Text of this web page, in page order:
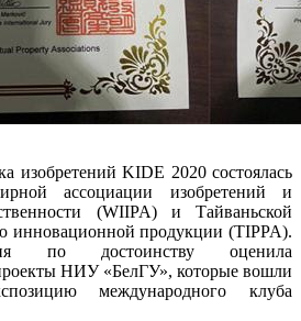
изобретений KIDE 2020 состоялась
ассоциации изобретений и
(WIIPA) и Тайваньской
инновационной продукции (TIPPA).
по достоинству оценила
НИУ «БелГУ», которые вошли
международного клуба